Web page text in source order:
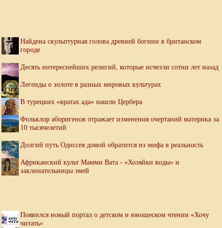
Найдена скульптурная голова древней богини в британском
городе
Десять интереснейших религий, которые исчезли сотни лет назад
Легенды о золоте в разных мировых культурах
В турецких «вратах ада» нашли Цербера
Фольклор аборигенов отражает изменения очертаний материка за
10 тысячелетий
Долгий путь Одиссея домой обратится из мифа в реальность
Африканский культ Мамми Вата - «Хозяйки воды» и
заклинательницы змей
Появился новый портал о детском и юношеском чтении «Хочу
читать»